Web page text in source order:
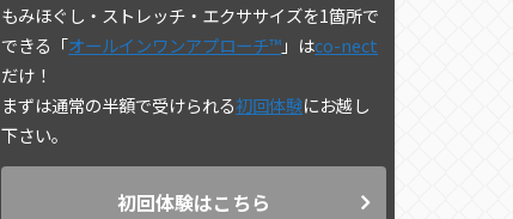
もみほぐし・ストレッチ・エクササイズを1箇所で
できる「オールインワンアプローチ™」はco-nect
だけ！
まずは通常の半額で受けられる初回体験にお越し
下さい。
初回体験はこちら